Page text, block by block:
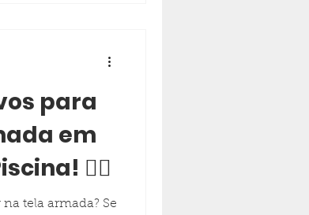
para
em
🏊‍♂️
tela armada? Se